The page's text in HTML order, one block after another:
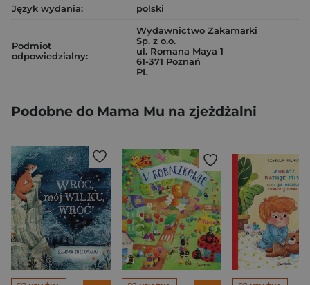
Język wydania:
polski
Podmiot
odpowiedzialny:
Wydawnictwo Zakamarki
Sp. z o.o.
ul. Romana Maya 1
61-371 Poznań
PL
Podobne do Mama Mu na zjeżdżalni